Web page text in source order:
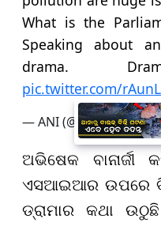
What is the
Speaking about
drama.
pic.twitter.com/
— ANI (@ANI)
ଅଭିଷେକ
ଏସଆଇଆର ଉପରେ
ଡ୍ରାମାର କଥା